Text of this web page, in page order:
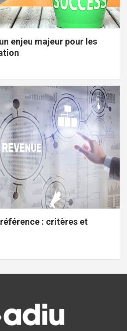
enjeu majeur pour les
: critères et